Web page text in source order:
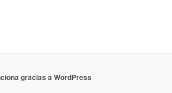
gracias a WordPress